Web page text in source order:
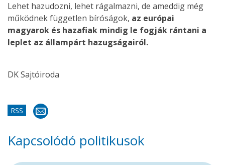
Lehet hazudozni, lehet rágalmazni, de ameddig még
működnek független bíróságok, az európai
magyarok és hazafiak mindig le fogják rántani a
leplet az állampárt hazugságairól.
DK Sajtóiroda
RSS
Kapcsolódó politikusok